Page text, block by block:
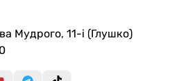
Мудрого, 11-i (Глушко)